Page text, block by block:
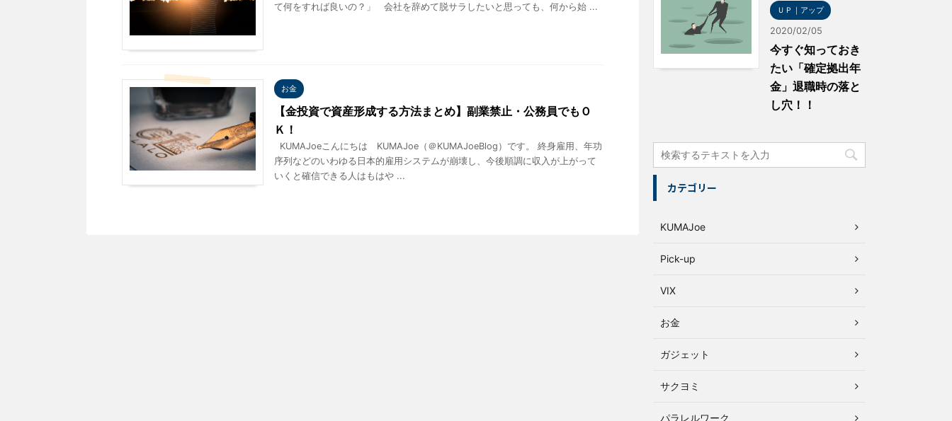
て何をすれば良いの？」 会社を辞めて脱サラしたいと思っても、何から始 ...
お金
【金投資で資産形成する方法まとめ】副業禁止・公務員でもＯ
Ｋ！
KUMAJoeこんにちは KUMAJoe（＠KUMAJoeBlog）です。 終身雇用、年功
序列などのいわゆる日本的雇用システムが崩壊し、今後順調に収入が上がって
いくと確信できる人はもはや ...
ＵＰ｜アップ
2020/02/05
今すぐ知っておき
たい「確定拠出年
金」退職時の落と
し穴！！
カテゴリー
KUMAJoe
Pick-up
VIX
お金
ガジェット
サクヨミ
パラレルワーク